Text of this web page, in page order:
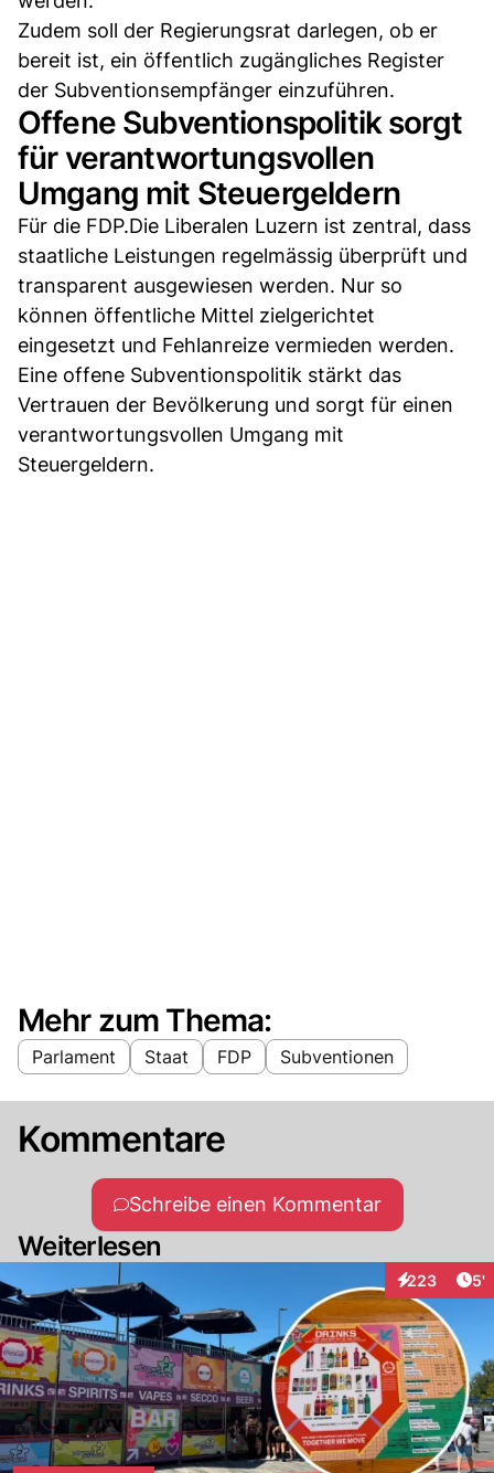
Zudem soll der Regierungsrat darlegen, ob er
bereit ist, ein öffentlich zugängliches Register
der Subventionsempfänger einzuführen.
Offene Subventionspolitik sorgt
für verantwortungsvollen
Umgang mit Steuergeldern
Für die FDP.Die Liberalen Luzern ist zentral, dass
staatliche Leistungen regelmässig überprüft und
transparent ausgewiesen werden. Nur so
können öffentliche Mittel zielgerichtet
eingesetzt und Fehlanreize vermieden werden.
Eine offene Subventionspolitik stärkt das
Vertrauen der Bevölkerung und sorgt für einen
verantwortungsvollen Umgang mit
Steuergeldern.
Mehr zum Thema:
Parlament Staat FDP Subventionen
Kommentare
Schreibe einen Kommentar
Weiterlesen
223
Interaktionen5'